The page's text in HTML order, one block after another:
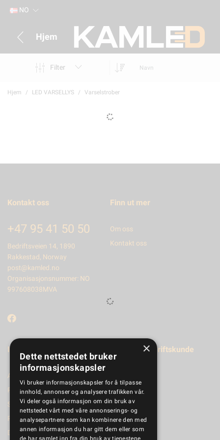
NO
Hjem
Filter Navn
Hjem LED VARSELLYS Varselstrober
Kontakt oss
+47 95 41 50 50
Bedriftsveien 14, 1890
Rakkestad, Norway
post@kamled.no
Organisasjonsnummer: NO
997608038MVA
Finn ut mer
Om oss
Kontakt oss
Informasjon
Aktuelt
Produktkatalog
Salgsbetingelser
Personvernerklæring
Dokumenter
Registrer bedriftskunde
×
Dette nettstedet bruker
informasjonskapsler
Vi bruker informasjonskapsler for å tilpasse
innhold, annonser og analysere trafikken vår.
Vi deler også informasjon om din bruk av
nettstedet vårt med våre annonserings- og
analysepartnere som kan kombinere den med
annen informasjon du har gitt dem eller som
de har samlet inn fra din bruk av tjenestene